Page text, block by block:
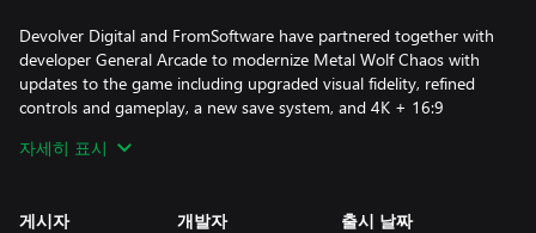
Devolver Digital and FromSoftware have partnered together with
developer General Arcade to modernize Metal Wolf Chaos with
updates to the game including upgraded visual fidelity, refined
controls and gameplay, a new save system, and 4K + 16:9
자세히 표시
게시자 개발자 출시 날짜